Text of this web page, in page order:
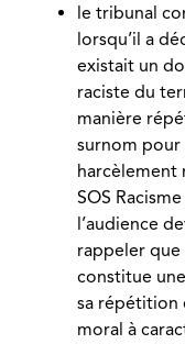
le tribunal
lorsqu’il a
existait un
raciste du
manière
surnom
harcèlement
SOS
l’audience
rappeler que
constitue
sa répétition
moral à